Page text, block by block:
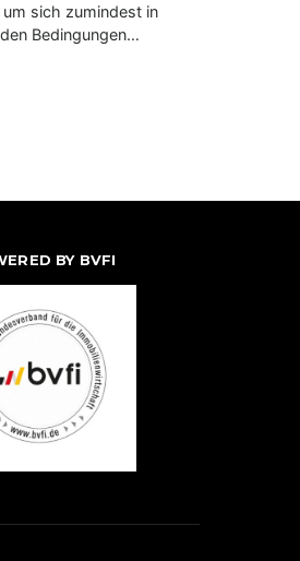
sich zumindest in
Bedingungen…
BY BVFI